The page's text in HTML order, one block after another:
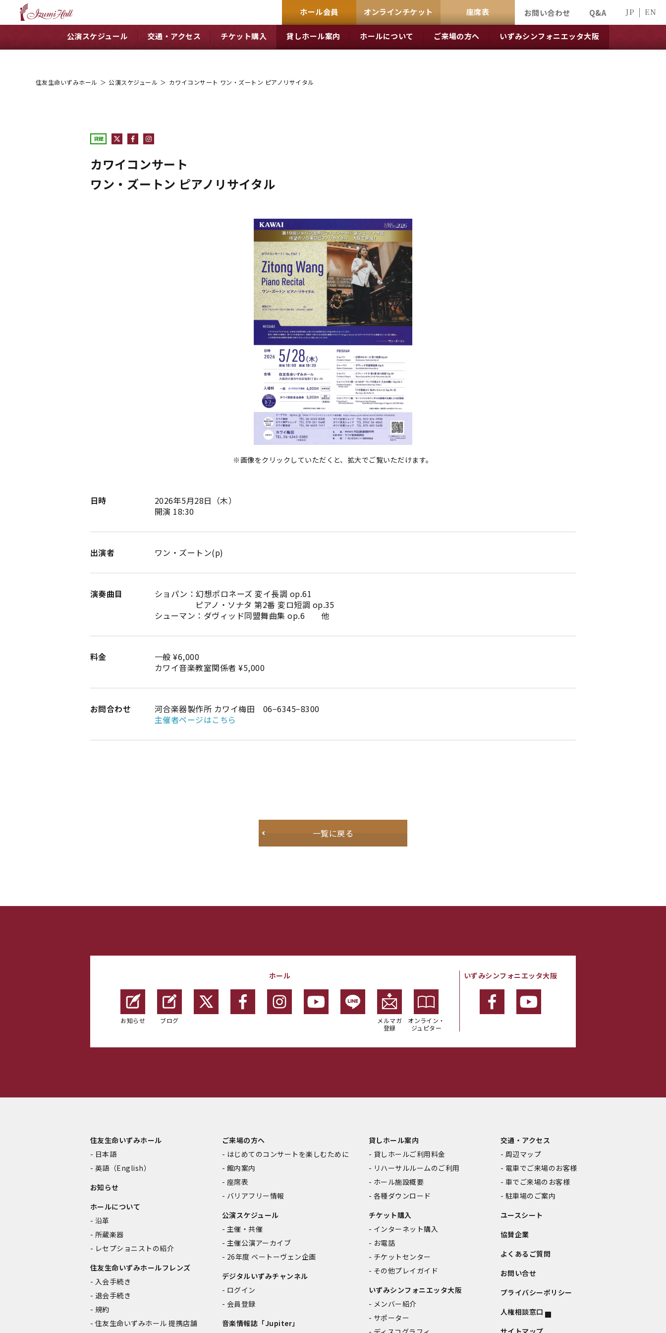
ホール会員 オンラインチケット 座席表 お問い合わせ Q&A JP EN
公演スケジュール 交通・アクセス チケット購入 貸しホール案内 ホールについて ご来場の方へ いずみシンフォニエッタ大阪
住友生命いずみホール ＞ 公演スケジュール ＞ カワイコンサート ワン・ズートン ピアノリサイタル
貸館
カワイコンサート
ワン・ズートン ピアノリサイタル
※画像をクリックしていただくと、拡大でご覧いただけます。
日時 2026年5月28日 （木）
開演 18:30
出演者 ワン・ズートン(p)
演奏曲目
ショパン：幻想ポロネーズ 変イ長調 op.61
ピアノ・ソナタ 第2番 変ロ短調 op.35
シューマン：ダヴィッド同盟舞曲集 op.6 他
料金
一般 ¥6,000
カワイ音楽教室関係者 ¥5,000
お問合わせ
河合楽器製作所 カワイ梅田 06−6345−8300
主催者ページはこちら
一覧に戻る
ホール
お知らせ ブログ
メルマガ
登録
オンライン・
ジュピター
いずみシンフォニエッタ大阪
住友生命いずみホール
日本語
英語（English）
お知らせ
ホールについて
沿革
所蔵楽器
レセプショニストの紹介
住友生命いずみホールフレンズ
入会手続き
退会手続き
規約
住友生命いずみホール 提携店舗
ご来場の方へ
はじめてのコンサートを楽しむために
館内案内
座席表
バリアフリー情報
公演スケジュール
主催・共催
主催公演アーカイブ
26年度 ベートーヴェン企画
デジタルいずみチャンネル
ログイン
会員登録
音楽情報誌「Jupiter」
貸しホール案内
貸しホールご利用料金
リハーサルルームのご利用
ホール施設概要
各種ダウンロード
チケット購入
インターネット購入
お電話
チケットセンター
その他プレイガイド
いずみシンフォニエッタ大阪
メンバー紹介
サポーター
交通・アクセス
周辺マップ
電車でご来場のお客様
車でご来場のお客様
駐車場のご案内
ユースシート
協賛企業
よくあるご質問
お問い合せ
プライバシーポリシー
人権相談窓口